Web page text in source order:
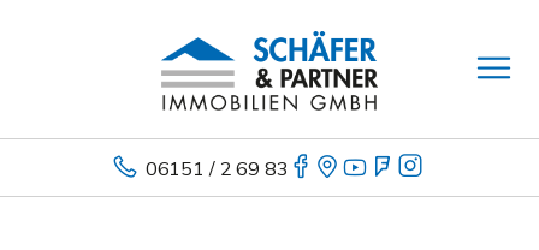
06151 / 2 69 83